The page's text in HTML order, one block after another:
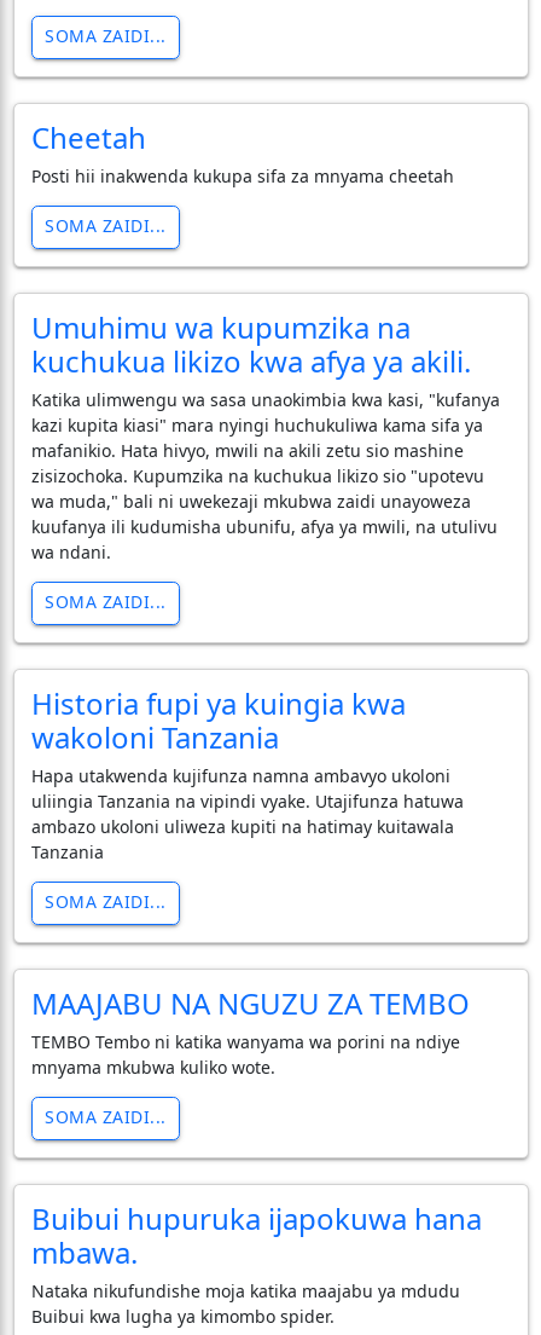
SOMA ZAIDI...
Cheetah
Posti hii inakwenda kukupa sifa za mnyama cheetah
SOMA ZAIDI...
Umuhimu wa kupumzika na
kuchukua likizo kwa afya ya akili.
Katika ulimwengu wa sasa unaokimbia kwa kasi, "kufanya
kazi kupita kiasi" mara nyingi huchukuliwa kama sifa ya
mafanikio. Hata hivyo, mwili na akili zetu sio mashine
zisizochoka. Kupumzika na kuchukua likizo sio "upotevu
wa muda," bali ni uwekezaji mkubwa zaidi unayoweza
kuufanya ili kudumisha ubunifu, afya ya mwili, na utulivu
wa ndani.
SOMA ZAIDI...
Historia fupi ya kuingia kwa
wakoloni Tanzania
Hapa utakwenda kujifunza namna ambavyo ukoloni
uliingia Tanzania na vipindi vyake. Utajifunza hatuwa
ambazo ukoloni uliweza kupiti na hatimay kuitawala
Tanzania
SOMA ZAIDI...
MAAJABU NA NGUZU ZA TEMBO
TEMBO Tembo ni katika wanyama wa porini na ndiye
mnyama mkubwa kuliko wote.
SOMA ZAIDI...
Buibui hupuruka ijapokuwa hana
mbawa.
Nataka nikufundishe moja katika maajabu ya mdudu
Buibui kwa lugha ya kimombo spider.